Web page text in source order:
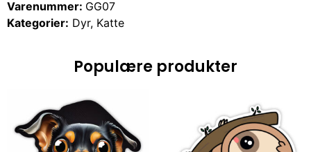
Varenummer: GG07
Kategorier: Dyr, Katte
Populære produkter